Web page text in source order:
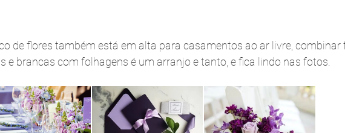
de flores também está em alta para casamentos ao ar livre, combinar
e brancas com folhagens é um arranjo e tanto, e fica lindo nas fotos.